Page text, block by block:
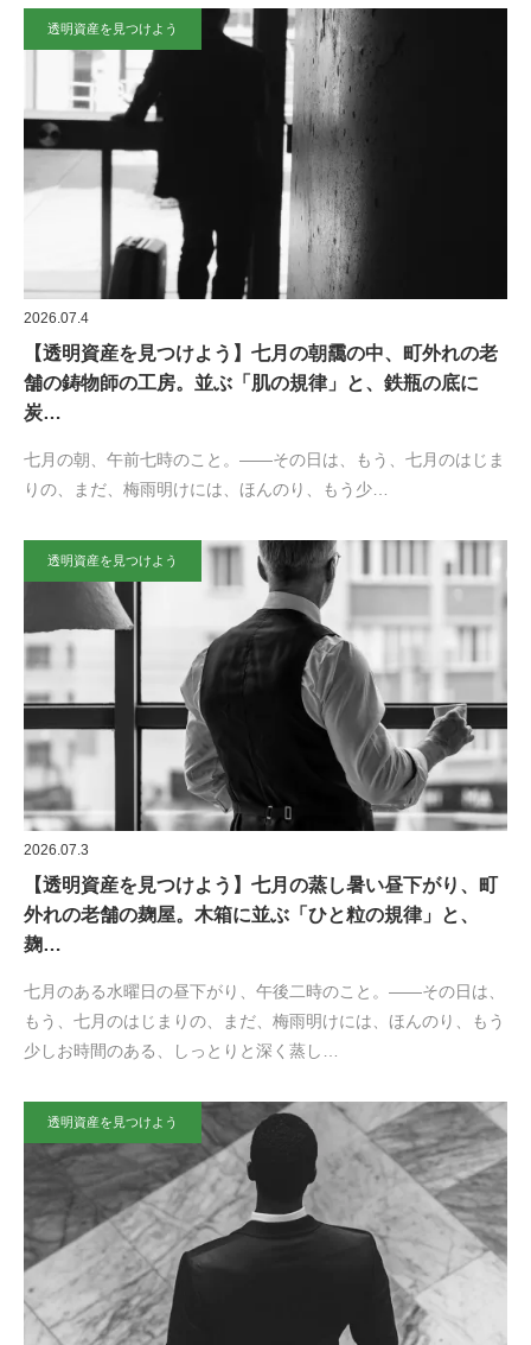
透明資産を見つけよう
2026.07.4
【透明資産を見つけよう】七月の朝靄の中、町外れの老
舗の鋳物師の工房。並ぶ「肌の規律」と、鉄瓶の底に
炭…
七月の朝、午前七時のこと。——その日は、もう、七月のはじま
りの、まだ、梅雨明けには、ほんのり、もう少…
透明資産を見つけよう
2026.07.3
【透明資産を見つけよう】七月の蒸し暑い昼下がり、町
外れの老舗の麹屋。木箱に並ぶ「ひと粒の規律」と、
麹…
七月のある水曜日の昼下がり、午後二時のこと。——その日は、
もう、七月のはじまりの、まだ、梅雨明けには、ほんのり、もう
少しお時間のある、しっとりと深く蒸し…
透明資産を見つけよう